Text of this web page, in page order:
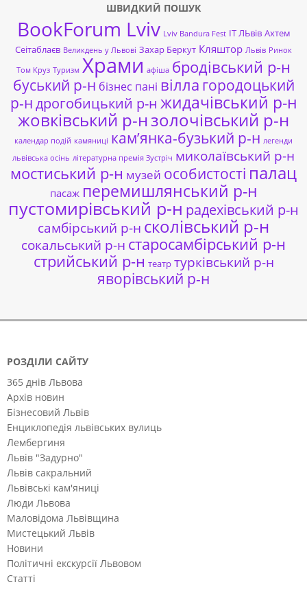
ШВИДКИЙ ПОШУК
BookForum Lviv Lviv Bandura Fest ІТ ЛЬвів Ахтем
Сеітаблаєв Великдень у Львові Захар Беркут Кляштор Львів Ринок
Том Круз Туризм Храми афіша бродівський р-н
буський р-н бізнес пані вілла городоцький
р-ндрогобицький р-н жидачівський р-н
жовківський р-нзолочівський р-н
календар подій камяниці кам’янка-бузький р-н легенди
львівська осінь літературна премія Зустріч миколаївський р-н
мостиський р-н музей особистості палац
пасаж перемишлянський р-н
пустомирівський р-н радехівський р-н
самбірський р-н сколівський р-н
сокальський р-н старосамбірський р-н
стрийський р-н театр турківський р-н
яворівський р-н
РОЗДІЛИ САЙТУ
365 днів Львова
Архів новин
Бізнесовий Львів
Енциклопедія львівських вулиць
Лембергиня
Львів "Задурно"
Львів сакральний
Львівські кам'яниці
Люди Львова
Маловідома Львівщина
Мистецький Львів
Новини
Політичні екскурсії Львовом
Статті